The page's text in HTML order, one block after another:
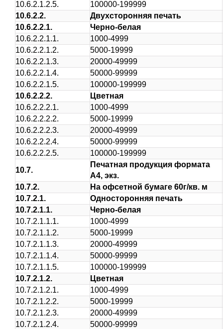
10.6.2.1.2.5.
100000-199999
10.6.2.2.
Двухсторонняя печать
10.6.2.2.1.
Черно-белая
10.6.2.2.1.1.
1000-4999
10.6.2.2.1.2.
5000-19999
10.6.2.2.1.3.
20000-49999
10.6.2.2.1.4.
50000-99999
10.6.2.2.1.5.
100000-199999
10.6.2.2.2.
Цветная
10.6.2.2.2.1.
1000-4999
10.6.2.2.2.2.
5000-19999
10.6.2.2.2.3.
20000-49999
10.6.2.2.2.4.
50000-99999
10.6.2.2.2.5.
100000-199999
10.7.
Печатная продукция формата
А4, экз.
10.7.2.
На офсетной бумаге 60г/кв. м
10.7.2.1.
Односторонняя печать
10.7.2.1.1.
Черно-белая
10.7.2.1.1.1.
1000-4999
10.7.2.1.1.2.
5000-19999
10.7.2.1.1.3.
20000-49999
10.7.2.1.1.4.
50000-99999
10.7.2.1.1.5.
100000-199999
10.7.2.1.2.
Цветная
10.7.2.1.2.1.
1000-4999
10.7.2.1.2.2.
5000-19999
10.7.2.1.2.3.
20000-49999
10.7.2.1.2.4.
50000-99999